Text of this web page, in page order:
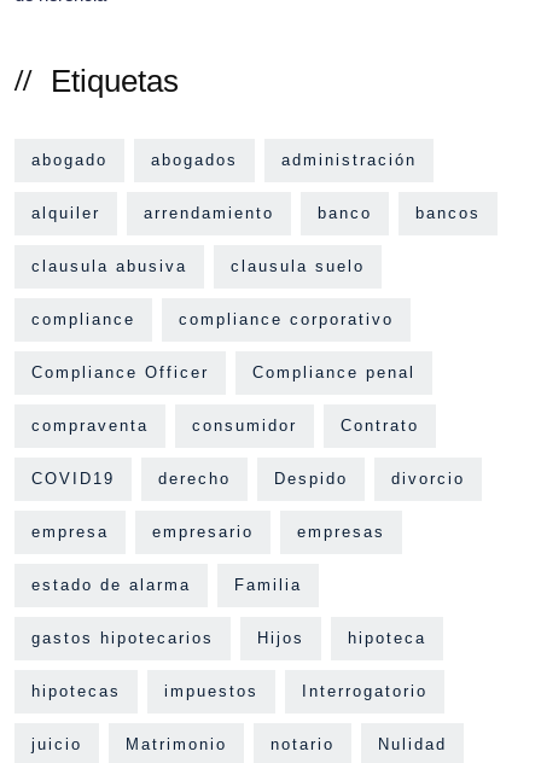
Etiquetas
abogado abogados administración
alquiler arrendamiento banco bancos
clausula abusiva clausula suelo
compliance compliance corporativo
Compliance Officer Compliance penal
compraventa consumidor Contrato
COVID19 derecho Despido divorcio
empresa empresario empresas
estado de alarma Familia
gastos hipotecarios Hijos hipoteca
hipotecas impuestos Interrogatorio
juicio Matrimonio notario Nulidad